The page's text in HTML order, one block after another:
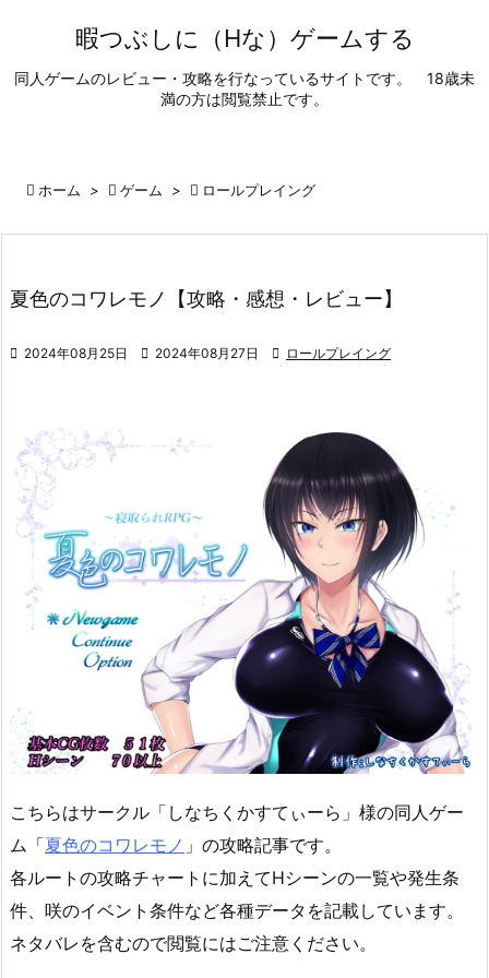
暇つぶしに（Hな）ゲームする
同人ゲームのレビュー・攻略を行なっているサイトです。 18歳未
満の方は閲覧禁止です。

次へ
 ホーム >  ゲーム >  ロールプレイング
夏色のコワレモノ【攻略・感想・レビュー】
 2024年08月25日  2024年08月27日  ロールプレイング
こちらはサークル「しなちくかすてぃーら」様の同人ゲー
ム「夏色のコワレモノ 」の攻略記事です。
各ルートの攻略チャートに加えてHシーンの一覧や発生条
件、咲のイベント条件など各種データを記載しています。
ネタバレを含むので閲覧にはご注意ください。